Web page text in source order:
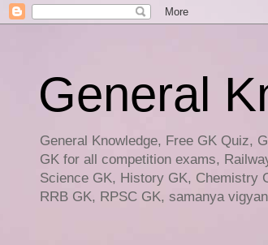
General
General Knowledge, Free GK Quiz,
GK for all competition exams,
Science GK, History GK, Chemistry
RRB GK, RPSC GK, samanya vigyan